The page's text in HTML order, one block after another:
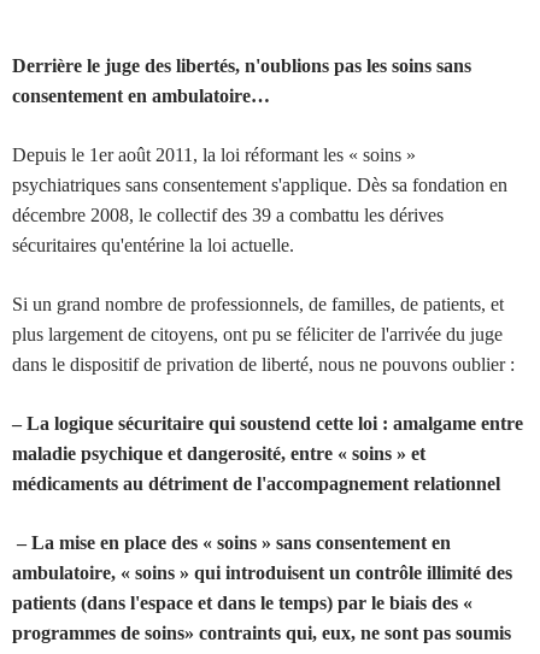
Derrière le juge des libertés, n'oublions pas les soins sans
consentement en ambulatoire…
Depuis le 1er août 2011, la loi réformant les « soins »
psychiatriques sans consentement s'applique. Dès sa fondation en
décembre 2008, le collectif des 39 a combattu les dérives
sécuritaires qu'entérine la loi actuelle.
Si un grand nombre de professionnels, de familles, de patients, et
plus largement de citoyens, ont pu se féliciter de l'arrivée du juge
dans le dispositif de privation de liberté, nous ne pouvons oublier :
– La logique sécuritaire qui soustend cette loi : amalgame entre
maladie psychique et dangerosité, entre « soins » et
médicaments au détriment de l'accompagnement relationnel
– La mise en place des « soins » sans consentement en
ambulatoire, « soins » qui introduisent un contrôle illimité des
patients (dans l'espace et dans le temps) par le biais des «
programmes de soins» contraints qui, eux, ne sont pas soumis